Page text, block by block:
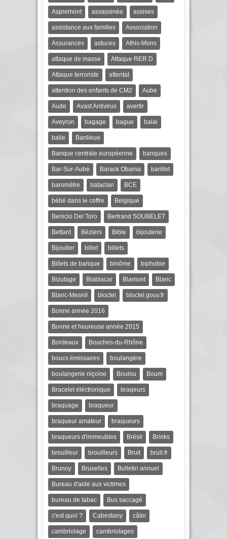
Aspremont assassinée assises
assistance aux familles Association
Assurances astuces Athis-Mons
attaque de masse Attaque RER D
Attaque terroriste attentat
attention des enfants de CM2 Aube
Aude Avast Antivirus avertir
Aveyron bagage bague balai
balle Banlieue
Banque centrale européenne banques
Bar-Sur-Aube Barack Obama barillet
baromètre bataclan BCE
bébé dans le coffre Belgique
Benicio Del Toro Bertrand SOUBELET
Bettant Béziers Bible bijouterie
Bijoutier billet billets
Billets de banque binôme biphobie
Bizutage Blablacar Blamont Blanc
Blanc-Mesnil bloctel bloctel.gouv.fr
Bonne année 2016
Bonne et heureuse année 2015
Bordeaux Bouches-du-Rhône
boucs émissaires boulangère
boulangerie niçoise Boulou Boum
Bracelet éléctronique braqeurs
braquage braqueur
braqueur amateur braqueurs
braqueurs d'immeubles Brésil Brinks
brouilleur brouilleurs Bruit bruit.fr
Brunoy Bruxelles Bulletin annuel
Bureau d'aide aux victimes
bureau de tabac Bus saccagé
c'est quoi ? Cabestany câlin
cambriolage cambriolages